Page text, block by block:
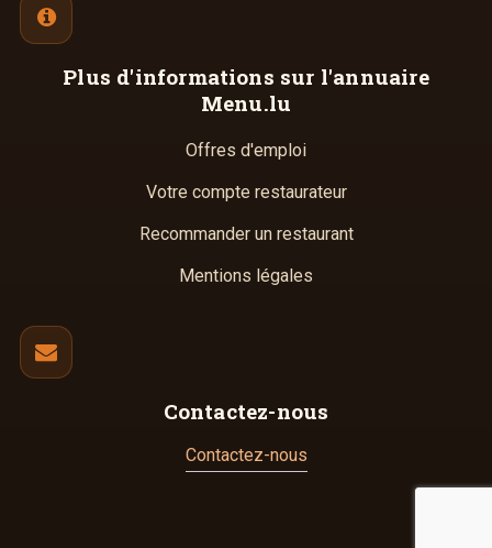
Plus d'informations sur l'annuaire
Menu.lu
Offres d'emploi
Votre compte restaurateur
Recommander un restaurant
Mentions légales
Contactez-nous
Contactez-nous